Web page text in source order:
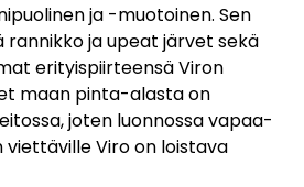
ja -muotoinen. Sen
ja upeat järvet sekä
erityispiirteensä Viron
maan pinta-alasta on
joten luonnossa vapaa-
viettäville Viro on loistava